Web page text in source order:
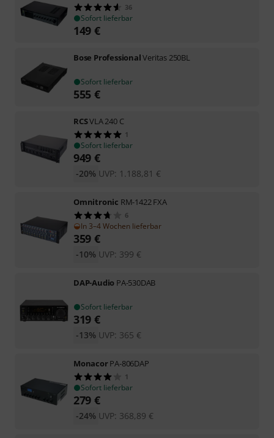
36
Sofort lieferbar
149 €
Bose ProfessionalVeritas 250BL
Sofort lieferbar
555 €
RCSVLA 240 C
1
Sofort lieferbar
949 €
UVP: 1.188,81 €
-20%
Omnitronic RM-1422 FXA
6
In 3–4 Wochen lieferbar
359 €
UVP: 399 €
-10%
DAP-Audio PA-530DAB
Sofort lieferbar
319 €
UVP: 365 €
-13%
MonacorPA-806DAP
1
Sofort lieferbar
279 €
UVP: 368,89 €
-24%